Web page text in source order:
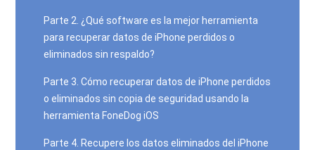
Parte 2. ¿Qué software es la mejor herramienta
para recuperar datos de iPhone perdidos o
eliminados sin respaldo?
Parte 3. Cómo recuperar datos de iPhone perdidos
o eliminados sin copia de seguridad usando la
herramienta FoneDog iOS
Parte 4. Recupere los datos eliminados del iPhone